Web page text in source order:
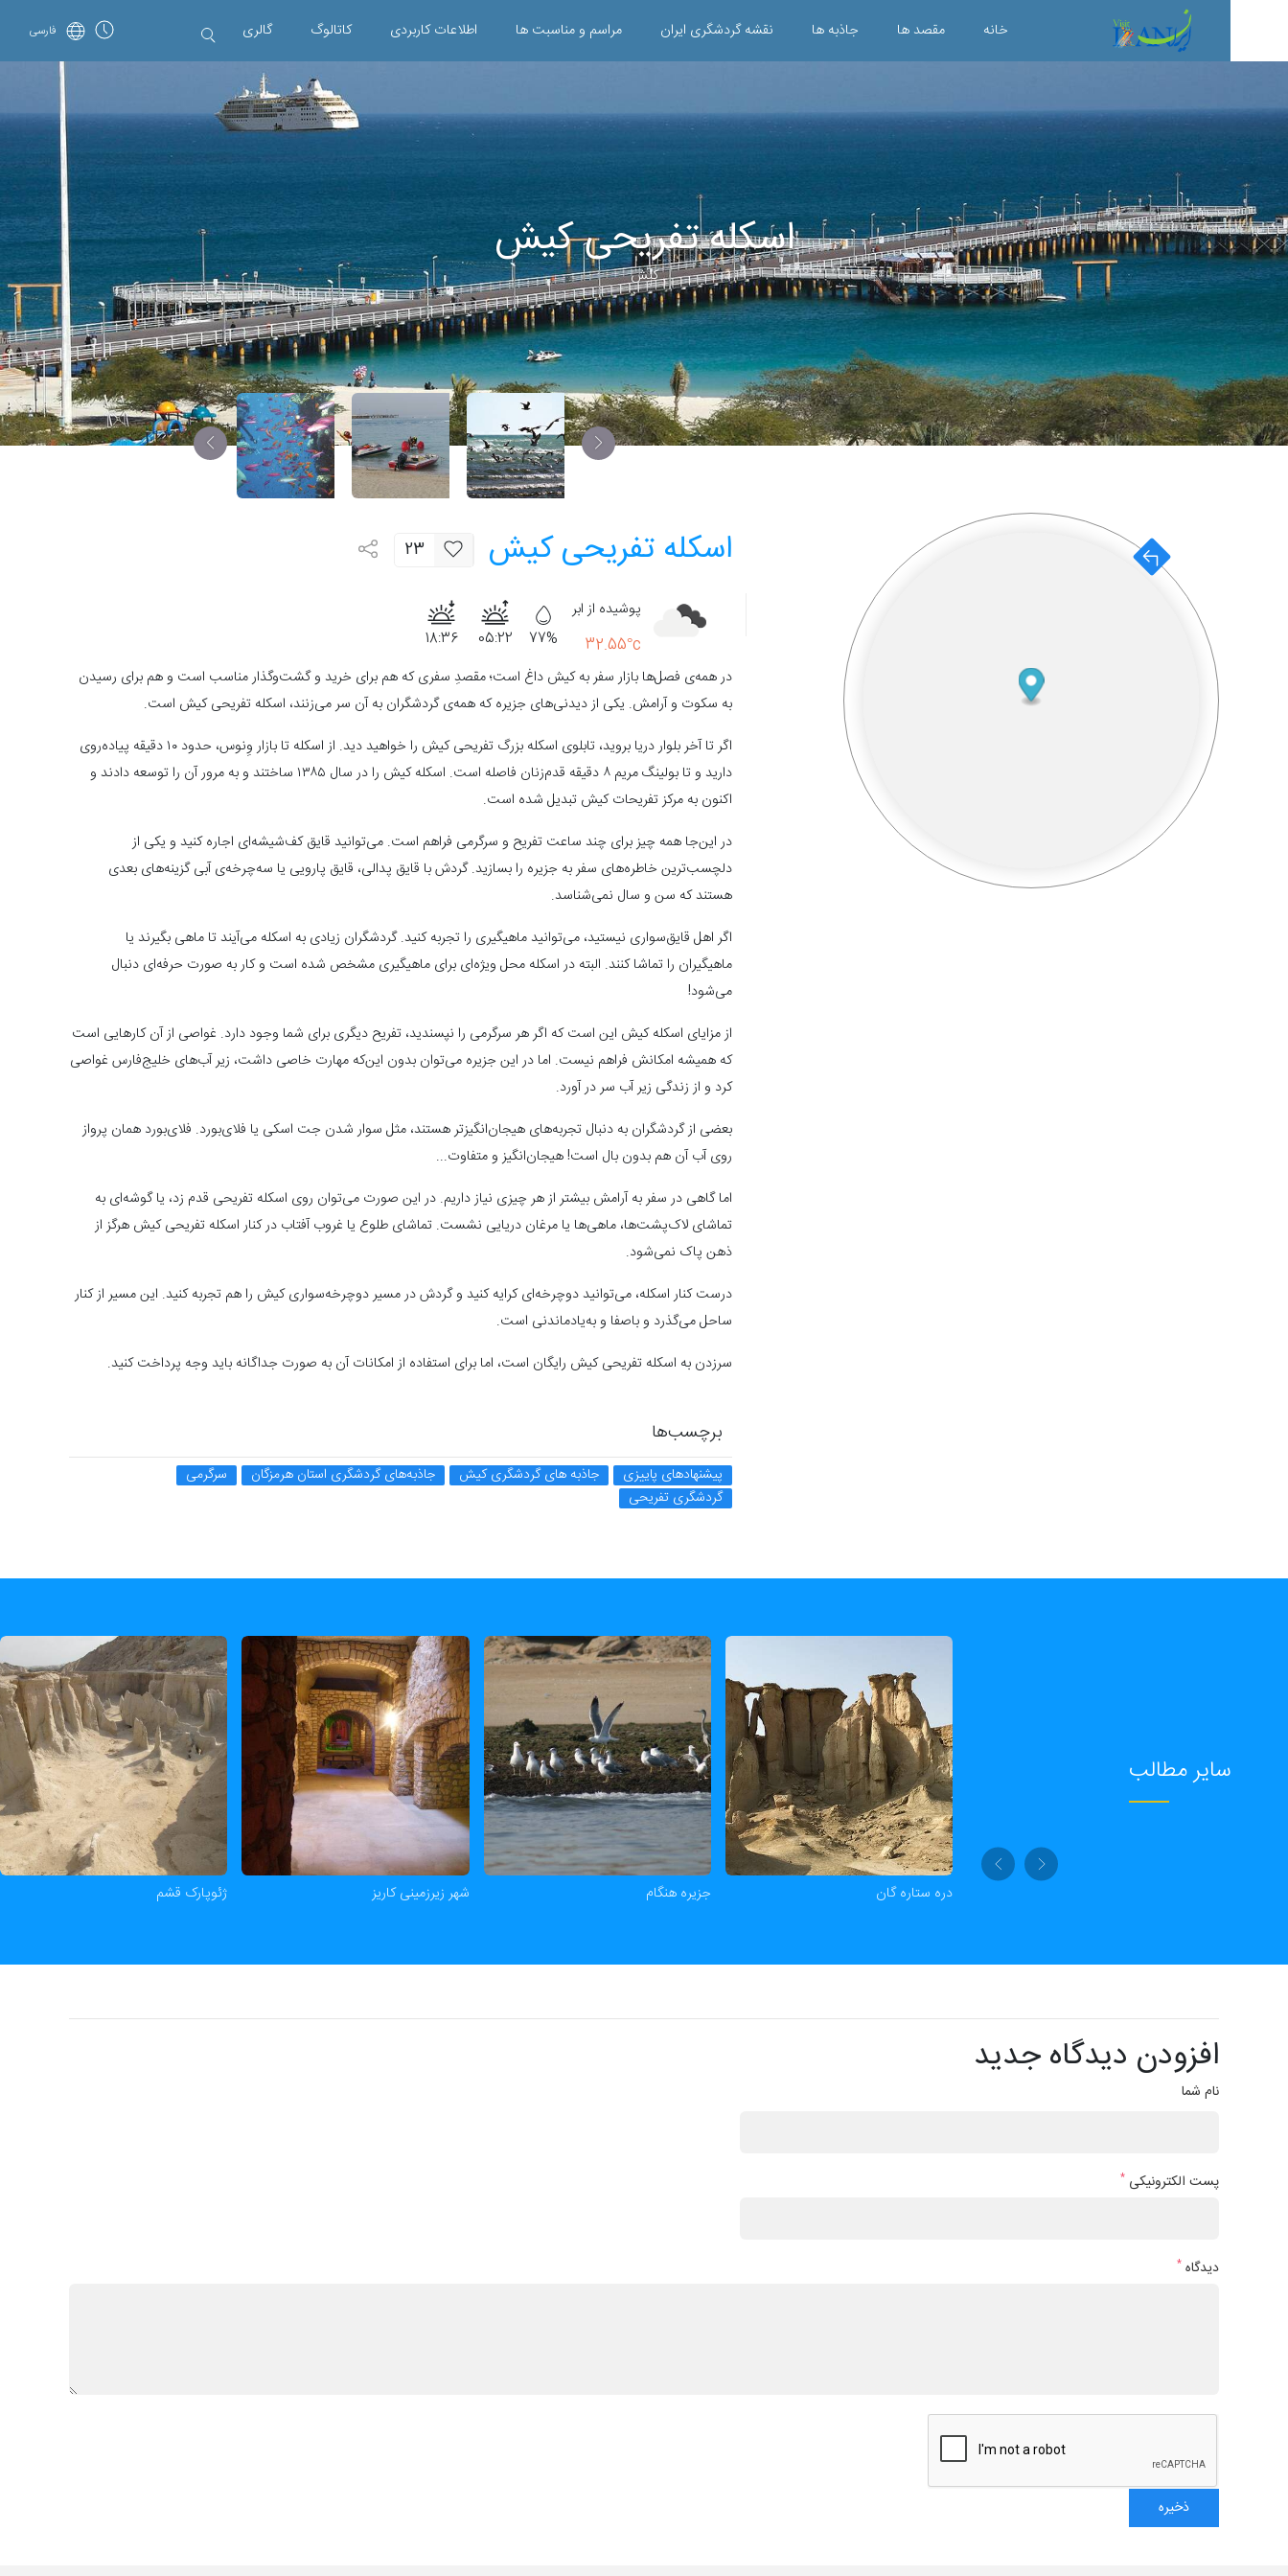
خانه مقصد ها جاذبه ها نقشه گردشگری ایران مراسم و مناسبت ها اطلاعات کاربردی کاتالوگ گالری فارسی
اسکله تفریحی کیش
کیش
اسکله تفریحی کیش 23
پوشیده از ابر
32.55°c
77%
05:22
18:36
در همه‌ی فصل‌ها بازار سفر به کیش داغ است؛ مقصدِ سفری که هم برای خرید و گشت‌وگذار مناسب است و هم برای رسیدن
به سکوت و آرامش. یکی از دیدنی‌های جزیره که همه‌ی گردشگران به آن سر می‌زنند، اسکله تفریحی کیش است.
اگر تا آخر بلوار دریا بروید، تابلوی اسکله بزرگ تفریحی کیش را خواهید دید. از اسکله تا بازار وِنوس، حدود ۱۰ دقیقه پیاده‌روی
دارید و تا بولینگ مریم ۸ دقیقه قدم‌زنان فاصله است. اسکله کیش را در سال ۱۳۸۵ ساختند و به‌ مرور آن‌ را توسعه دادند و
اکنون به مرکز تفریحات کیش تبدیل شده است.
در این‌جا همه چیز برای چند ساعت تفریح و سرگرمی فراهم است. می‌توانید قایق کف‌شیشه‌ای اجاره کنید و یکی از
دلچسب‌ترین خاطره‌های سفر به جزیره را بسازید. گردش با قایق پدالی، قایق پارویی یا سه‌چرخه‌ی آبی گزینه‌های بعدی
هستند که سن ‌و سال نمی‌شناسد.
اگر اهل قایق‌سواری نیستید، می‌توانید ماهیگیری را تجربه کنید. گردشگران زیادی به اسکله می‌آیند تا ماهی بگیرند یا
ماهیگیران را تماشا کنند. البته در اسکله محل ویژه‌ای برای ماهیگیری مشخص شده است و کار به صورت حرفه‌ای دنبال
می‌شود!
از مزایای اسکله کیش این است که اگر هر سرگرمی را نپسندید، تفریح دیگری برای شما وجود دارد. غواصی از آن کارهایی‌ است
که همیشه امکانش فراهم نیست. اما در این جزیره می‌توان بدون این‌که مهارت خاصی داشت، زیر آب‌های خلیج‌فارس غواصی
کرد و از زندگی زیر آب سر در آورد.
بعضی از گردشگران به دنبال تجربه‌های هیجان‌انگیزتر هستند، مثل سوار شدن جت اسکی یا فلای‌بورد. فلای‌بورد همان پرواز
روی آب آن هم بدون بال است! هیجان‌انگیز و متفاوت...
اما گاهی در سفر به آرامش بیشتر از هر چیزی نیاز داریم. در این صورت می‌توان روی اسکله تفریحی قدم زد، یا گوشه‌ای به
تماشای لاک‌پشت‌ها، ماهی‌ها یا مرغان دریایی نشست. تماشای طلوع یا غروب آفتاب در کنار اسکله تفریحی کیش هرگز از
ذهن پاک نمی‌شود.
درست کنار اسکله، می‌توانید دوچرخه‌ای کرایه کنید و گردش در مسیر دوچرخه‌سواری کیش را هم تجربه کنید. این مسیر از کنار
ساحل می‌گذرد و باصفا و به‌یادماندنی‌ است.
سرزدن به اسکله تفریحی کیش رایگان است، اما برای استفاده از امکانات آن به صورت جداگانه باید وجه پرداخت کنید.
برچسب‌ها
پیشنهادهای پاییزی جاذبه های گردشگری کیش جاذبه‌های گردشگری استان هرمزگان
سرگرمی
گردشگری تفریحی
سایر مطالب
ژئوپارک قشم شهر زیرزمینی کاریز جزیره هنگام دره ستاره گان
افزودن دیدگاه جدید
نام شما
پست الکترونیکی *
دیدگاه *